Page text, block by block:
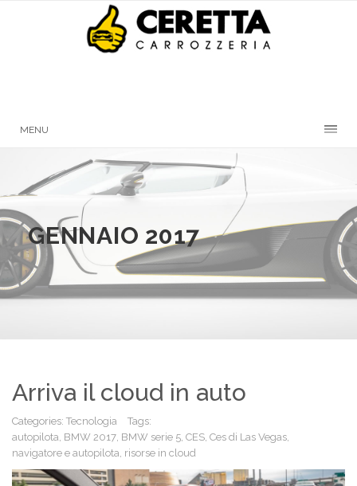
MENU
GENNAIO 2017
Arriva il cloud in auto
Categories: Tecnologia
Tags:
autopilota, BMW 2017, BMW serie 5, CES, Ces di Las Vegas,
navigatore e autopilota, risorse in cloud